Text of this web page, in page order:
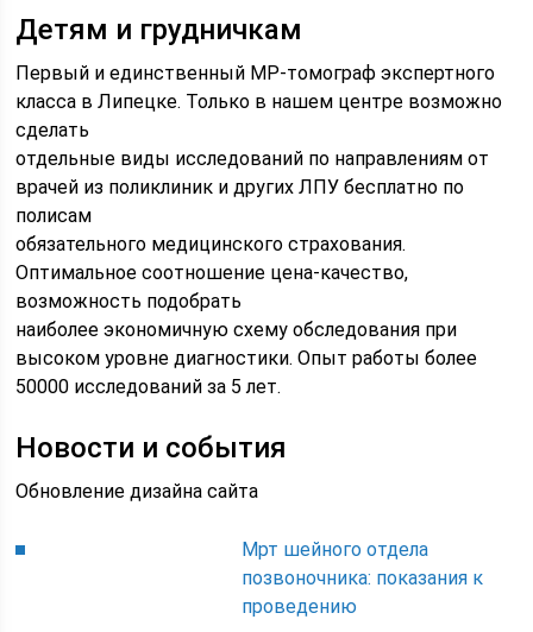
Детям и грудничкам
Первый и единственный МР-томограф экспертного
класса в Липецке. Только в нашем центре возможно
сделать
отдельные виды исследований по направлениям от
врачей из поликлиник и других ЛПУ бесплатно по
полисам
обязательного медицинского страхования.
Оптимальное соотношение цена-качество,
возможность подобрать
наиболее экономичную схему обследования при
высоком уровне диагностики. Опыт работы более
50000 исследований за 5 лет.
Новости и события
Обновление дизайна сайта
Мрт шейного отдела
позвоночника: показания к
проведению